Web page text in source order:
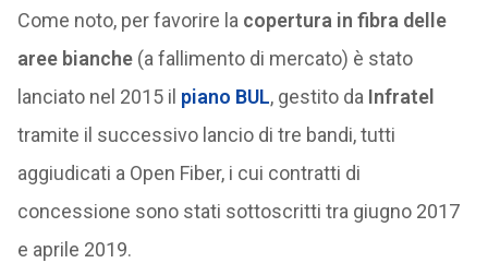
Come noto, per favorire la copertura in fibra delle
aree bianche(a fallimento di mercato) è stato
lanciato nel 2015 il piano BUL, gestito da Infratel
tramite il successivo lancio di tre bandi, tutti
aggiudicati a Open Fiber, i cui contratti di
concessione sono stati sottoscritti tra giugno 2017
e aprile 2019.